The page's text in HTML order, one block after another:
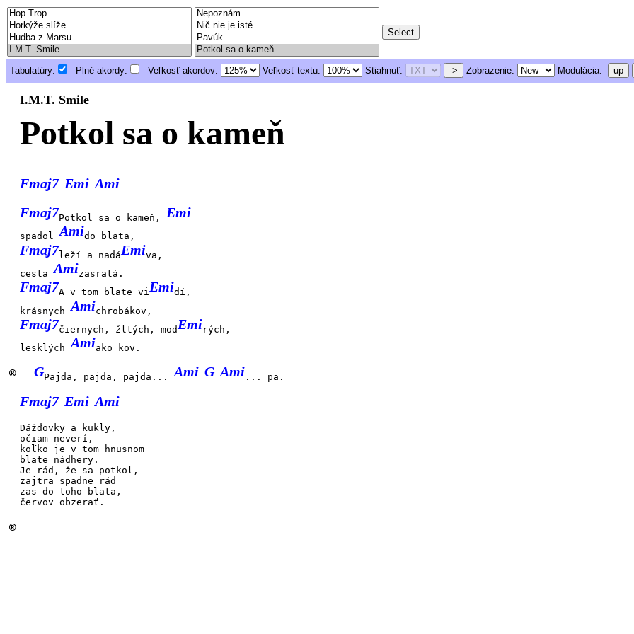
Tabulatúry: Plné akordy: Veľkosť akordov: Veľkosť textu: Stiahnuť: -> Zobrazenie: Modulácia: up
I.M.T. Smile
Potkol sa o kameň
Fmaj7 Emi Ami
Fmaj7Potkol sa o kameň,Emi
spadolAmido blata,
Fmaj7leží a nadáEmiva,
cestaAmizasratá.
Fmaj7A v tom blate viEmidí,
krásnychAmichrobákov,
Fmaj7čiernych, žltých, modEmirých,
lesklýchAmiako kov.
® GPajda, pajda, pajda...Ami G Ami ... pa.
Fmaj7 Emi Ami
Dážďovky a kukly,
očiam neverí,
koľko je v tom hnusnom
blate nádhery.
Je rád, že sa pot kol,
zajtra spadne rád
zas do toho blata,
červov obzerať.
®